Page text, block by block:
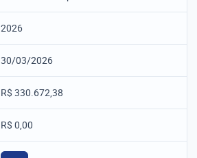
2026
30/03/2026
R$ 330.672,38
R$ 0,00